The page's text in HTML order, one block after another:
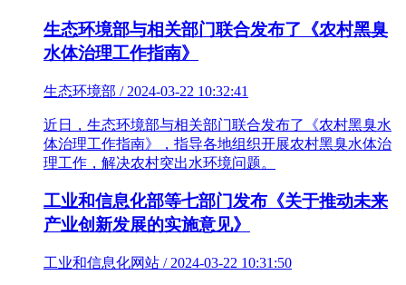
生态环境部与相关部门联合发布了《农村黑臭
水体治理工作指南》
生态环境部 / 2024-03-22 10:32:41
近日，生态环境部与相关部门联合发布了《农村黑臭水
体治理工作指南》，指导各地组织开展农村黑臭水体治
理工作，解决农村突出水环境问题。
工业和信息化部等七部门发布《关于推动未来
产业创新发展的实施意见》
工业和信息化网站 / 2024-03-22 10:31:50